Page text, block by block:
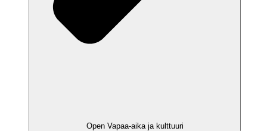
Open Vapaa-aika ja kulttuuri